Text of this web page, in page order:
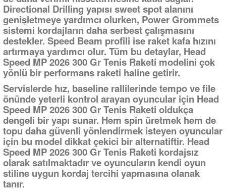
Directional Drilling yapısı sweet spot alanını
genişletmeye yardımcı olurken, Power Grommets
sistemi kordajların daha serbest çalışmasını
destekler. Speed Beam profili ise raket kafa hızını
artırmaya yardımcı olur. Tüm bu detaylar, Head
Speed MP 2026 300 Gr Tenis Raketi modelini çok
yönlü bir performans raketi haline getirir.
Servislerde hız, baseline rallilerinde tempo ve file
önünde yeterli kontrol arayan oyuncular için Head
Speed MP 2026 300 Gr Tenis Raketi oldukça
dengeli bir yapı sunar. Hem spin üretmek hem de
topu daha güvenli yönlendirmek isteyen oyuncular
için bu model dikkat çekici bir alternatiftir. Head
Speed MP 2026 300 Gr Tenis Raketi kordajsız
olarak satılmaktadır ve oyuncuların kendi oyun
stiline uygun kordaj tercihi yapmasına olanak
tanır.